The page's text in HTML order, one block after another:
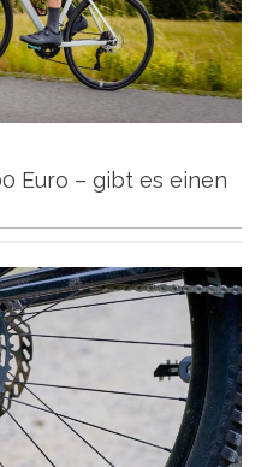
Euro – gibt es einen